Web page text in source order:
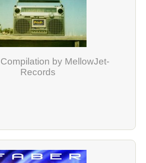
by MellowJet-
Records